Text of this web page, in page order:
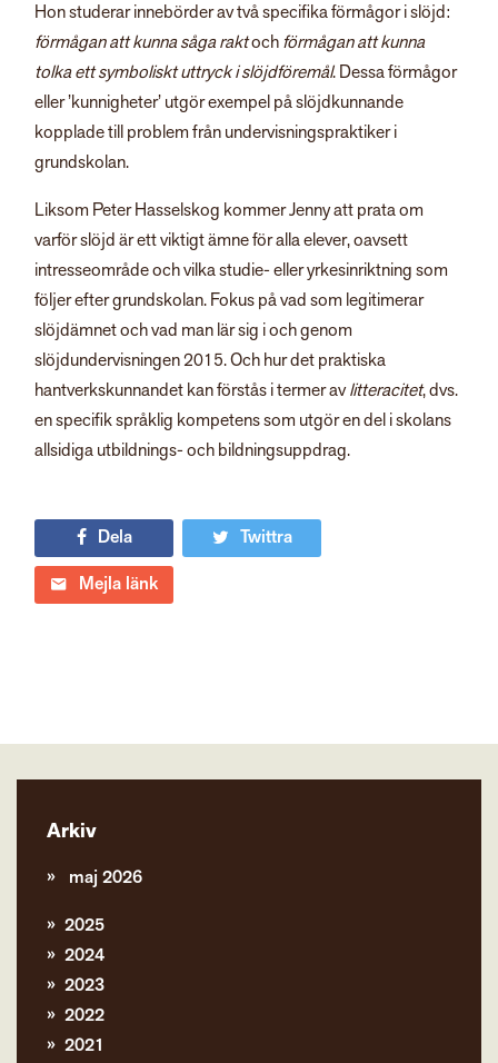
Hon studerar innebörder av två specifika förmågor i slöjd:
förmågan att kunna såga raktochförmågan att kunna
tolka ett symboliskt uttryck i slöjdföremål. Dessa förmågor
eller ’kunnigheter’ utgör exempel på slöjdkunnande
kopplade till problem från undervisningspraktiker i
grundskolan.
Liksom Peter Hasselskog kommer Jenny att prata om
varför slöjd är ett viktigt ämne för alla elever, oavsett
intresseområde och vilka studie- eller yrkesinriktning som
följer efter grundskolan. Fokus på vad som legitimerar
slöjdämnet och vad man lär sig i och genom
slöjdundervisningen 2015. Och hur det praktiska
hantverkskunnandet kan förstås i termer avlitteracitet, dvs.
en specifik språklig kompetens som utgör en del i skolans
allsidiga utbildnings- och bildningsuppdrag.
Dela
Twittra
Mejla länk
Arkiv
maj 2026
2025
2024
2023
2022
2021